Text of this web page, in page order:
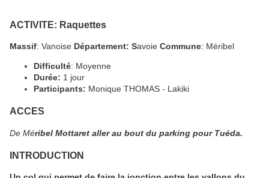
ACTIVITE: Raquettes
Massif: Vanoise Département: Savoie Commune: Méribel
Difficulté: Moyenne
Durée: 1 jour
Participants: Monique THOMAS - Lakiki
ACCES
De Méribel Mottaret aller au bout du parking pour Tuéda.
INTRODUCTION